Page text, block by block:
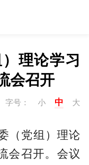
理论学习
会召开
字号： 小 中 大
（党组）理论
会召开。会议